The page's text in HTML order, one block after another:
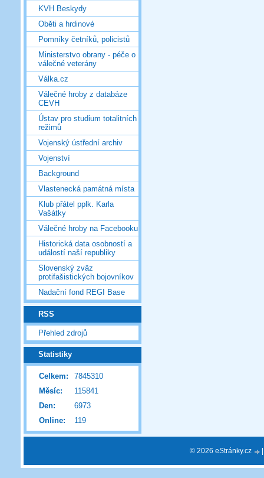
KVH Beskydy
Oběti a hrdinové
Pomníky četníků, policistů
Ministerstvo obrany - péče o
válečné veterány
Válka.cz
Válečné hroby z databáze
CEVH
Ústav pro studium totalitních
režimů
Vojenský ústřední archiv
Vojenství
Background
Vlastenecká památná místa
Klub přátel pplk. Karla
Vašátky
Válečné hroby na Facebooku
Historická data osobností a
událostí naší republiky
Slovenský zväz
protifašistických bojovníkov
Nadační fond REGI Base
RSS
Přehled zdrojů
Statistiky
Online: 119
Celkem:
7845310
Měsíc:
115841
Den:
6973
© 2026 eStránky.cz